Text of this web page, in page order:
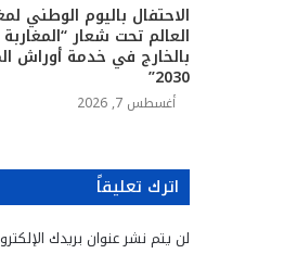
الاحتفال باليوم الوطني
العالم تحت شعار
بالخارج في خدمة أوراش
2030”
أغسطس 7, 2026
اترك تعليقاً
لن يتم نشر عنوان بريدك